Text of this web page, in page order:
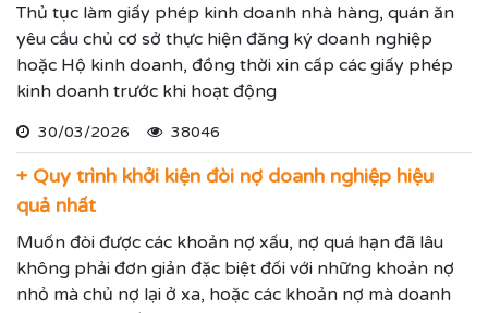
Thủ tục làm giấy phép kinh doanh nhà hàng, quán ăn
yêu cầu chủ cơ sở thực hiện đăng ký doanh nghiệp
hoặc Hộ kinh doanh, đồng thời xin cấp các giấy phép
kinh doanh trước khi hoạt động
30/03/2026 38046
+ Quy trình khởi kiện đòi nợ doanh nghiệp hiệu
quả nhất
Muốn đòi được các khoản nợ xấu, nợ quá hạn đã lâu
không phải đơn giản đặc biệt đối với những khoản nợ
nhỏ mà chủ nợ lại ở xa, hoặc các khoản nợ mà doanh